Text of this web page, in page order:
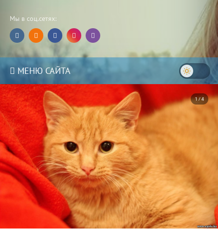
Мы в соц.сетях:
МЕНЮ САЙТА
1 / 4